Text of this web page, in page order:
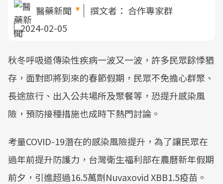
醫藥新聞 撰文者： 合作專家群
2024-02-05
秋冬呼吸道傳染性疾病一波又一波，許多民眾餘悸猶
存，面對即將到來的春節假期，民眾不免擔心群聚、
長途旅行、出入公共場所及聚餐等，恐提升感染風
險，預防接種措施也成時下熱門討論。
考量COVID-19潛在的感染風險提升，為了讓民眾在
過年前提升防護力，台灣衛生福利部在農曆新年假期
前夕，引進超過16.5萬劑Nuvaxovid XBB1.5疫苗。